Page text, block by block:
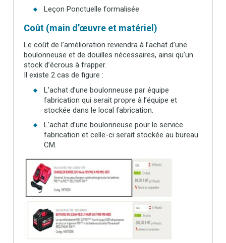
Leçon Ponctuelle formalisée
Coût (main d’œuvre et matériel)
Le coût de l’amélioration reviendra à l’achat d’une
boulonneuse et de douilles nécessaires, ainsi qu’un
stock d’écrous à frapper.
Il existe 2 cas de figure :
L’achat d’une boulonneuse par équipe
fabrication qui serait propre à l’équipe et
stockée dans le local fabrication.
L’achat d’une boulonneuse pour le service
fabrication et celle-ci serait stockée au bureau
CM.